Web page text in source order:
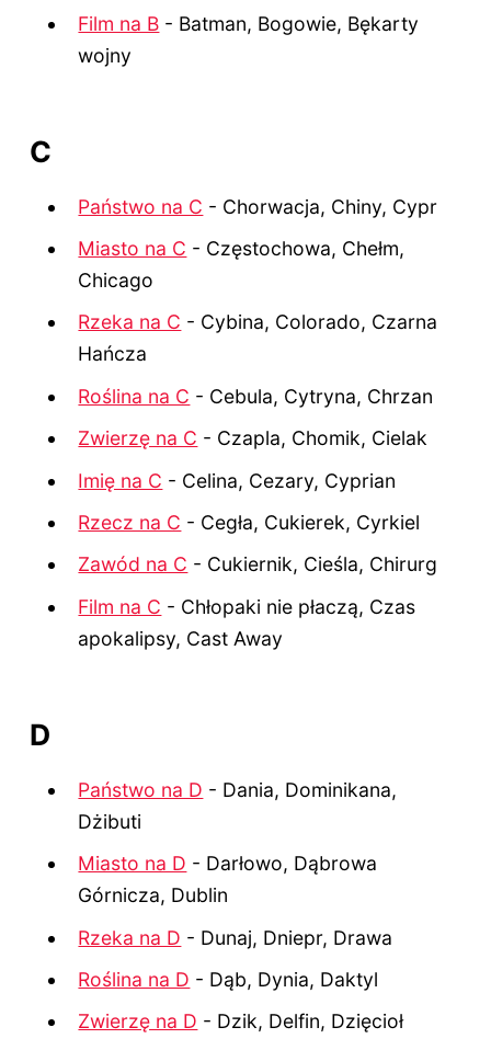
Film na B - Batman, Bogowie, Bękarty
wojny
C
Państwo na C - Chorwacja, Chiny, Cypr
Miasto na C - Częstochowa, Chełm,
Chicago
Rzeka na C - Cybina, Colorado, Czarna
Hańcza
Roślina na C - Cebula, Cytryna, Chrzan
Zwierzę na C - Czapla, Chomik, Cielak
Imię na C - Celina, Cezary, Cyprian
Rzecz na C - Cegła, Cukierek, Cyrkiel
Zawód na C - Cukiernik, Cieśla, Chirurg
Film na C - Chłopaki nie płaczą, Czas
apokalipsy, Cast Away
D
Państwo na D - Dania, Dominikana,
Dżibuti
Miasto na D - Darłowo, Dąbrowa
Górnicza, Dublin
Rzeka na D - Dunaj, Dniepr, Drawa
Roślina na D - Dąb, Dynia, Daktyl
Zwierzę na D - Dzik, Delfin, Dzięcioł